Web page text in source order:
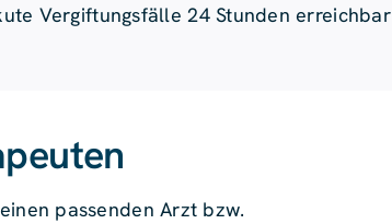
Vergiftungsfälle 24 Stunden erreichbar
passenden Arzt bzw.